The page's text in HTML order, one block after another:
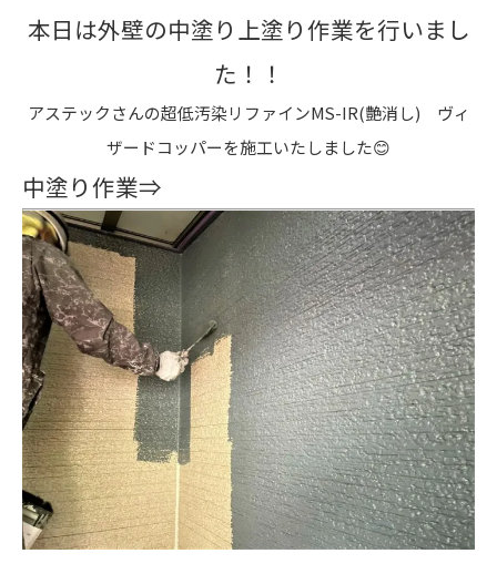
本日は外壁の中塗り上塗り作業を行いまし
た！！
アステックさんの超低汚染リファインMS-IR(艶消し) ヴィ
ザードコッパーを施工いたしました😊
中塗り作業⇒